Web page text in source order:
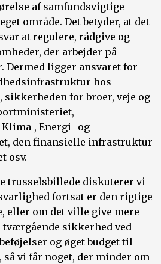
af samfundsvigtige
område. Det betyder, at det
at regulere, rådgive og
der arbejder på
Dermed ligger ansvaret for
hos
for broer, veje og
, Energi- og
den finansielle infrastruktur
osv.
trusselsbillede diskuterer vi
fortsat er den rigtige
eller om det ville give mere
tværgående sikkerhed ved
og øget budget til
så vi får noget, der minder om